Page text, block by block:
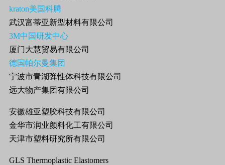
kraton美国科腾
武汉富蒂亚新型材料有限公司
3M中国研发中心
厦门大慧贸易有限公司
德国帕尔曼集团
宁波市青湖弹性体科技有限公司
远大物产集团有限公司
安徽雄亚塑胶科技有限公司
金华市润业颜料化工有限公司
天津市塑料研究所有限公司
GLS Thermoplastic Elastomers